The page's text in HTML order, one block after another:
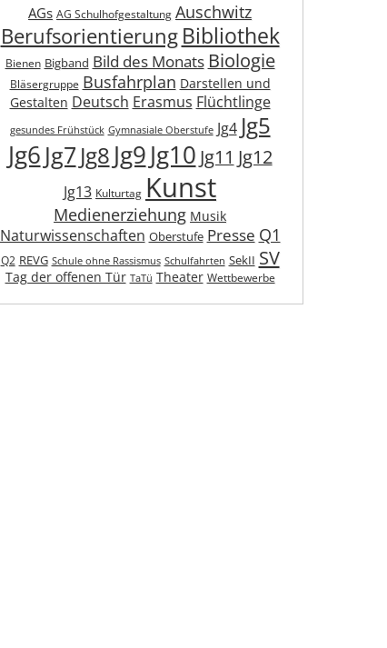
AGs AG Schulhofgestaltung Auschwitz
Berufsorientierung Bibliothek
Bienen Bigband Bild des Monats Biologie
Bläsergruppe Busfahrplan Darstellen und
Gestalten Deutsch Erasmus Flüchtlinge
gesundes Frühstück Gymnasiale Oberstufe Jg4 Jg5
Jg6 Jg7 Jg8 Jg9Jg10 Jg11 Jg12
Jg13 Kulturtag Kunst
Medienerziehung Musik
Naturwissenschaften Oberstufe Presse Q1
Q2 REVG Schule ohne Rassismus Schulfahrten SekII SV
Tag der offenen Tür TaTü Theater Wettbewerbe